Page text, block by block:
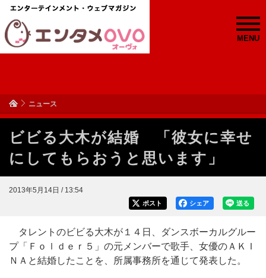
MENU
ニュース
ビビる大木が結婚 「彼女に幸せ
にしてもらおうと思います」
2013年5月14日 / 13:54
送る
シェア
ポスト
タレントのビビる大木が１４日、ダンスボーカルグルー
プ「Ｆｏｌｄｅｒ５」の元メンバーで歌手、女優のＡＫＩ
ＮＡと結婚したことを、所属事務所を通じて発表した。